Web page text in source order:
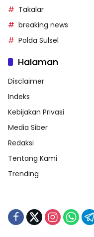
Takalar
breaking news
Polda Sulsel
Halaman
Disclaimer
Indeks
Kebijakan Privasi
Media Siber
Redaksi
Tentang Kami
Trending